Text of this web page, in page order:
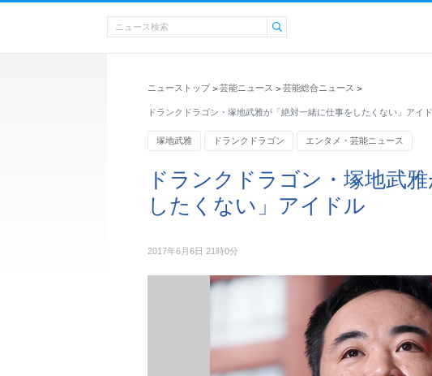
ニューストップ > 芸能ニュース > 芸能総合ニュース >
ドランクドラゴン・塚地武雅が「絶対一緒に仕事をしたくない」アイ
塚地武雅 ドランクドラゴン エンタメ・芸能ニュース
ドランクドラゴン・塚地武
したくない」アイドル
2017年6月6日 21時0分